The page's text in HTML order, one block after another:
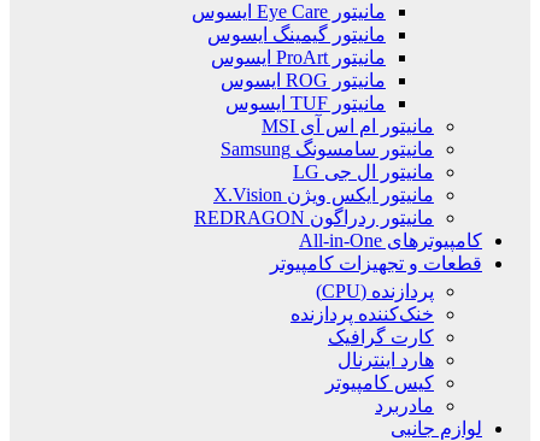
مانیتور Eye Care ایسوس
مانیتور گیمینگ ایسوس
مانیتور ProArt ایسوس
مانیتور ROG ایسوس
مانیتور TUF ایسوس
مانیتور ام اس آی MSI
مانیتور سامسونگ Samsung
مانیتور ال جی LG
مانیتور ایکس ویژن X.Vision
مانیتور ردراگون REDRAGON
کامپیوترهای All-in-One
قطعات و تجهیزات کامپیوتر
پردازنده (CPU)
خنک‌کننده پردازنده
کارت گرافیک
هارد اینترنال
کیس کامپیوتر
مادربرد
لوازم جانبی